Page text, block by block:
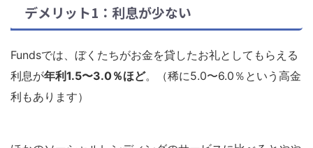
デメリット1：利息が少ない
Fundsでは、ぼくたちがお金を貸したお礼としてもらえる
利息が年利1.5〜3.0％ほど。（稀に5.0〜6.0％という高金
利もあります）